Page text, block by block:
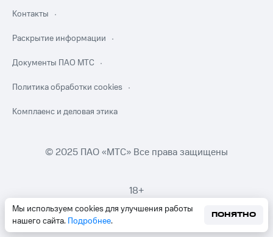
Мы используем cookies для улучшения работы
нашего сайта. Подробнее.
ПОНЯТНО
Контакты
Раскрытие информации
Документы ПАО МТС
Политика обработки cookies
Комплаенс и деловая этика
© 2025 ПАО «МТС» Все права защищены
18+